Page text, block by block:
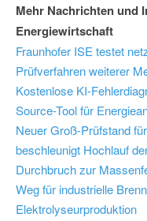
Mehr Nachrichten und
Energiewirtschaft
Fraunhofer ISE testet
Prüfverfahren weiterer
Kostenlose KI-
Source-Tool für
Neuer Groß-Prüfstand
beschleunigt Hochlauf
Durchbruch zur
Weg für industrielle
Elektrolyseurproduktion